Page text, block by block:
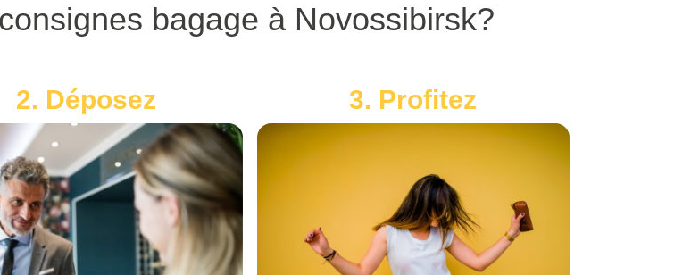
bagage à Novossibirsk?
2. Déposez 3. Profitez